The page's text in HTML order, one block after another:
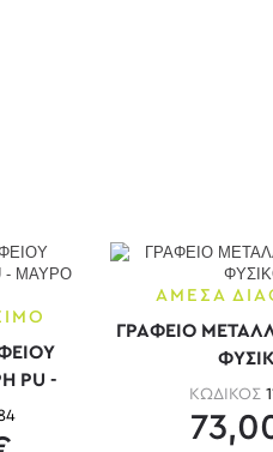
PU -
ΑΜΕΣΑ
ΓΡΑΦΕΙΟ
ΚΩΔΙΚΟΣ